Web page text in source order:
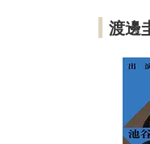
渡邊